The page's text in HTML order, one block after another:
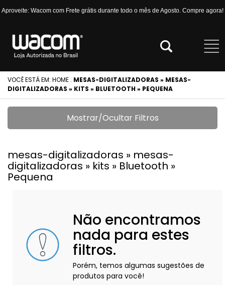
Aproveite: Wacom com Frete grátis durante todo o mês de Agosto. Compre agora!
VOCÊ ESTÁ EM: HOME . MESAS-DIGITALIZADORAS » MESAS-
DIGITALIZADORAS » KITS » BLUETOOTH » PEQUENA
Mostrar/Ocultar Filtros
mesas-digitalizadoras » mesas-
digitalizadoras » kits » Bluetooth »
Pequena
Não encontramos
nada para estes
filtros.
Porém, temos algumas sugestões de
produtos para você!